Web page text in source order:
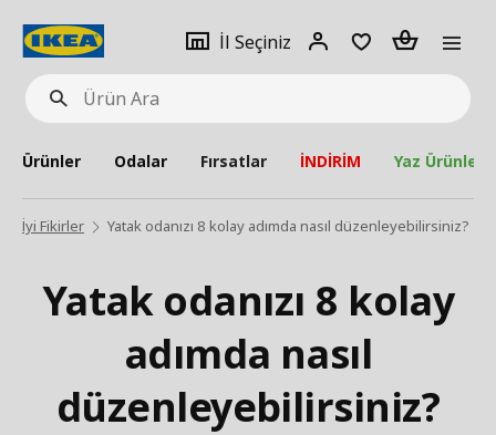
Ürün
Ara
İl Seçiniz
Giriş
Adet
Ürünler Odalar Fırsatlar İNDİRİM Yaz Ürünleri
İyi Fikirler Yatak odanızı 8 kolay adımda nasıl düzenleyebilirsiniz?
Yatak odanızı 8 kolay
adımda nasıl
düzenleyebilirsiniz?